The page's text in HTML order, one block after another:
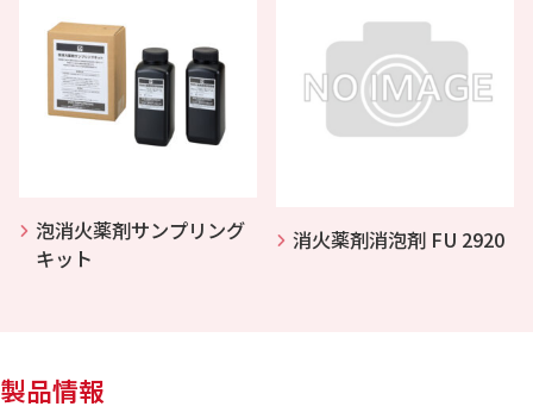
泡消火薬剤サンプリング
キット
消火薬剤消泡剤 FU 2920
製品情報